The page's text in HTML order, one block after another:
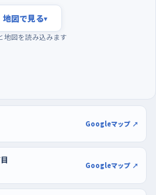
ければならない。無理に間に入らず、
ずっと楽だ。東道野辺の中新山交差
し、駐車はショッピングプラザ
区画で
車、それに歩いて帰る人が一度に増
い。日中でいちばん静かなのは早朝
なら交差点でも自分のペースで確認で
末より、比較的落ち着く月曜や日曜
地図で見る▾
地図を読み込みます
Googleマップ ↗
Googleマップ ↗